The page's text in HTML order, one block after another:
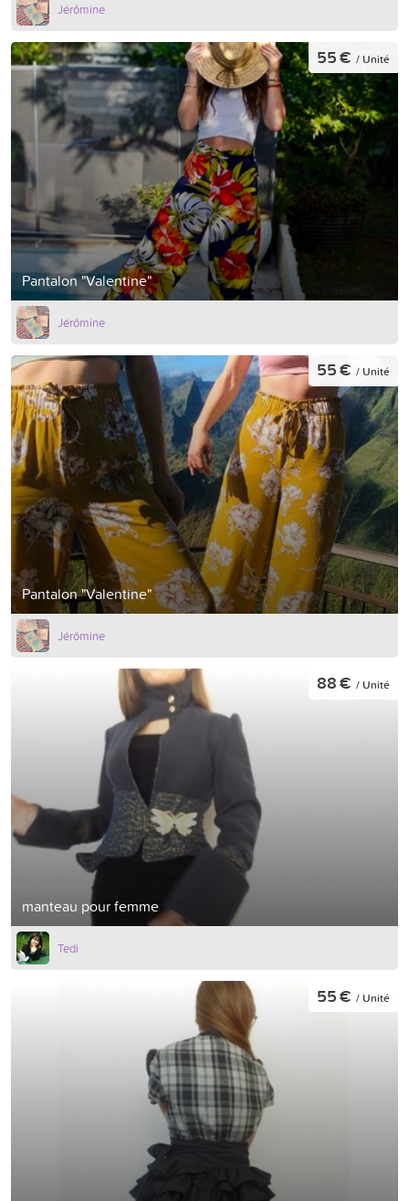
Jérômine
Pantalon "Valentine"
55 € / Unité
Jérômine
Pantalon "Valentine"
55 € / Unité
Jérômine
manteau pour femme
88 € / Unité
Tedi
55 € / Unité